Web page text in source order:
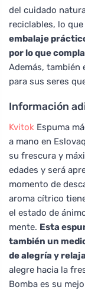
del cuidado
reciclables, lo
embalaje
por lo que
Además, también
para sus seres
Información
Kvitok Espuma
a mano en
su frescura y
edades y será
momento de
aroma cítrico
el estado de
mente. Esta
también un
de alegría y
alegre hacia la
Bomba es su